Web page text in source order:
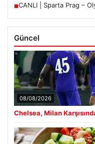
■CANLI | Sparta Prag –
Güncel
08/08/2026
Chelsea, Milan